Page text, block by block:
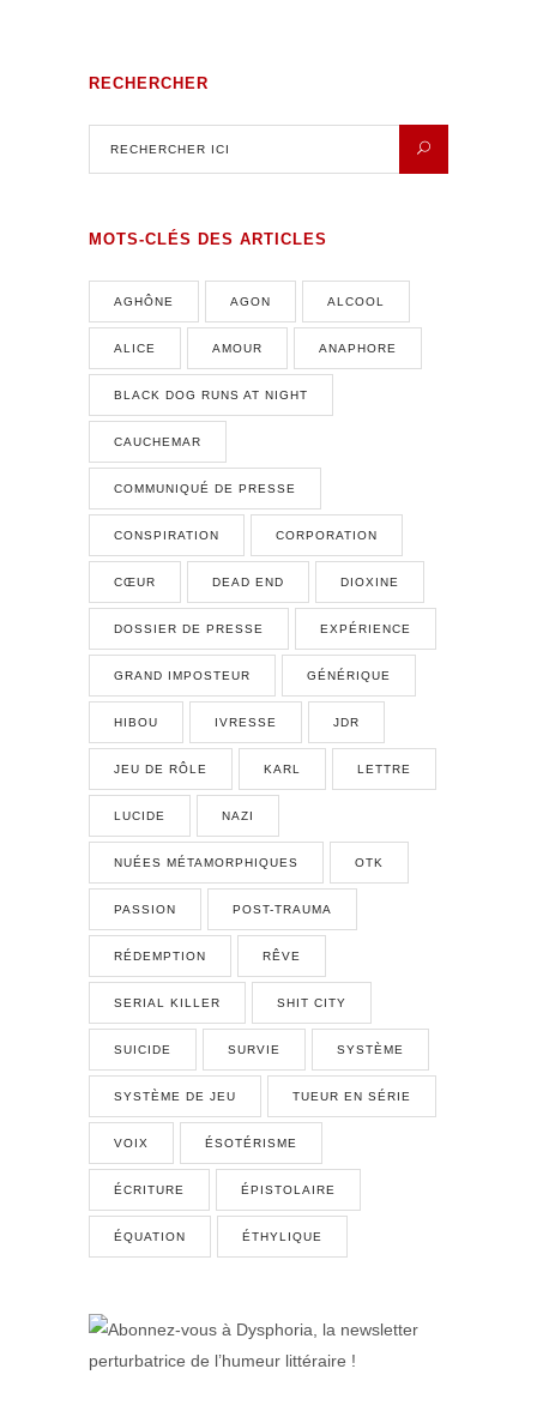
RECHERCHER
MOTS-CLÉS DES ARTICLES
AGHÔNE AGON ALCOOL
ALICE AMOUR ANAPHORE
BLACK DOG RUNS AT NIGHT
CAUCHEMAR
COMMUNIQUÉ DE PRESSE
CONSPIRATION CORPORATION
CŒUR DEAD END DIOXINE
DOSSIER DE PRESSE EXPÉRIENCE
GRAND IMPOSTEUR GÉNÉRIQUE
HIBOU IVRESSE JDR
JEU DE RÔLE KARL LETTRE
LUCIDE NAZI
NUÉES MÉTAMORPHIQUES OTK
PASSION POST-TRAUMA
RÉDEMPTION RÊVE
SERIAL KILLER SHIT CITY
SUICIDE SURVIE SYSTÈME
SYSTÈME DE JEU TUEUR EN SÉRIE
VOIX ÉSOTÉRISME
ÉCRITURE ÉPISTOLAIRE
ÉQUATION ÉTHYLIQUE